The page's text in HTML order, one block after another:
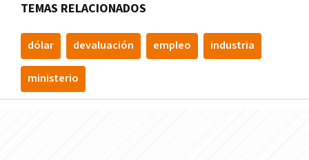
TEMAS RELACIONADOS
dólar devaluación empleo industria
ministerio